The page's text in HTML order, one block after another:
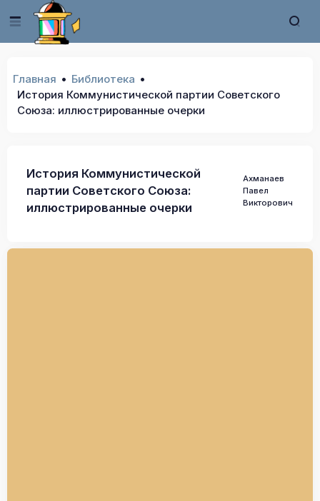
Главная
Библиотека
История Коммунистической партии Советского
Союза: иллюстрированные очерки
История Коммунистической
партии Советского Союза:
иллюстрированные очерки
Ахманаев
Павел
Викторович